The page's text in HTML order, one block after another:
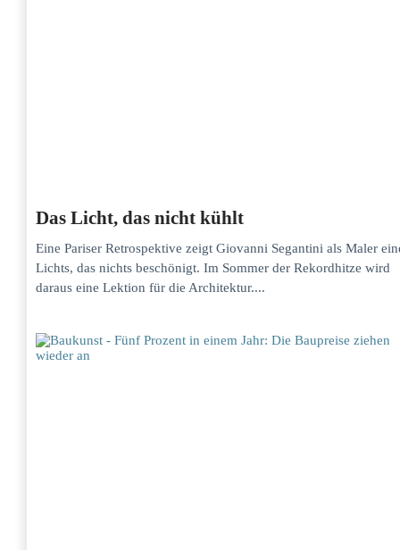
Das Licht, das nicht kühlt
Eine Pariser Retrospektive zeigt Giovanni Segantini als Maler
Lichts, das nichts beschönigt. Im Sommer der Rekordhitze wird
daraus eine Lektion für die Architektur....